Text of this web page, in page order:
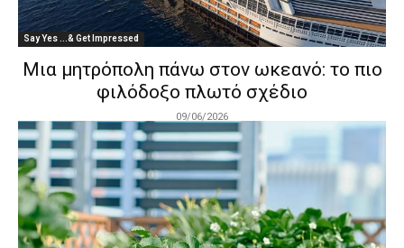
Say Yes ...& Get Impressed
Μια μητρόπολη πάνω στον ωκεανό: το πιο
φιλόδοξο πλωτό σχέδιο
09/06/2026